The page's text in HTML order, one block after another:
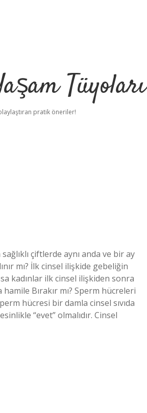
Tüyoları
pratik öneriler!
çiftlerde aynı anda ve bir ay
mı? İlk cinsel ilişkide gebeliğin
kadınlar ilk cinsel ilişkiden sonra
Bırakır mı? Sperm hücreleri
hücresi bir damla cinsel sıvıda
“evet” olmalıdır. Cinsel